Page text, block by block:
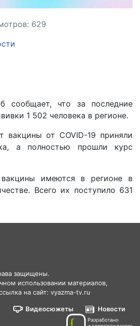
629
сообщает, что за последние
1 502 человека в регионе.
вакцины от COVID-19 приняли
а полностью прошли курс
имеются в регионе в
Всего их поступило 631
защищены.
использовании материалов,
на сайт: vyazma-tv.ru
Видеосюжеты Новости